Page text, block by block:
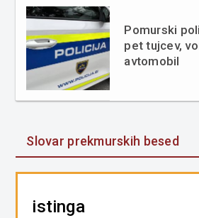
Pomurski
pet tujcev,
avtomobil
Slovar prekmurskih besed
istinga